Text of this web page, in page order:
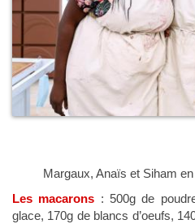
Margaux, Anaïs et Siham
Les macarons : 500g de
glace, 170g de blancs d’oeufs,